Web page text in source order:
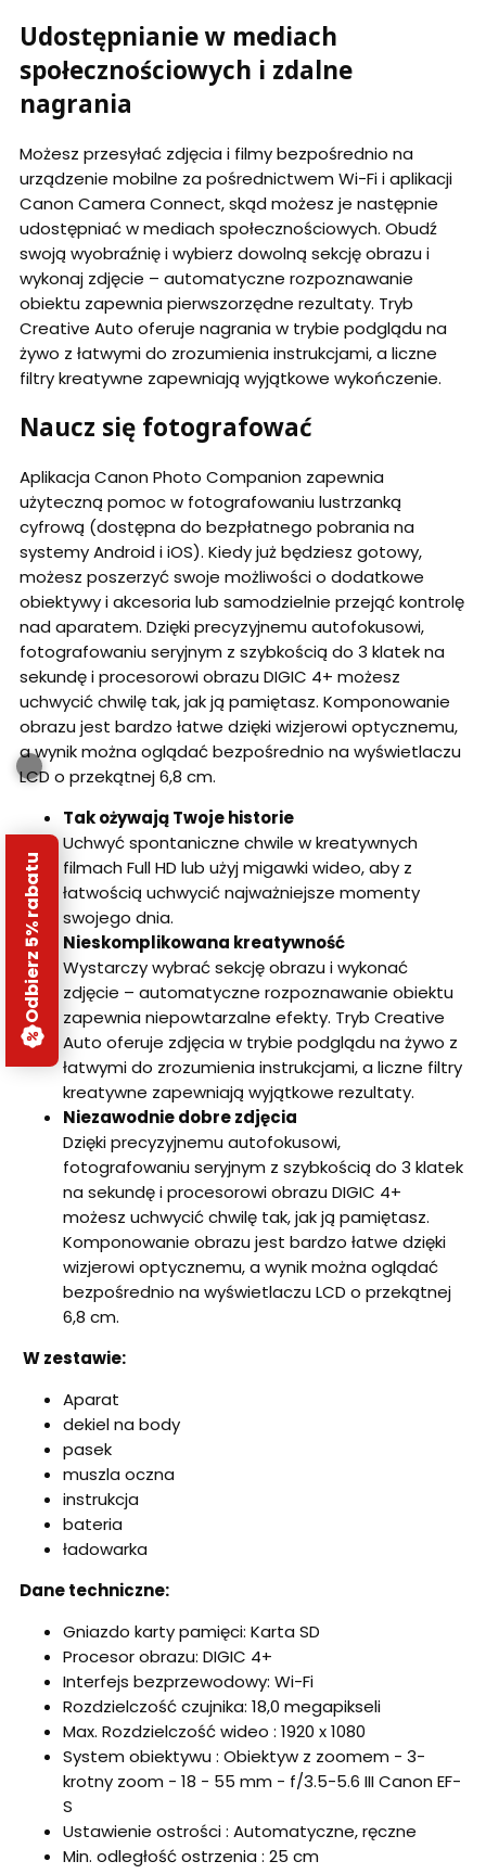
Udostępnianie w mediach
społecznościowych i zdalne
nagrania
Możesz przesyłać zdjęcia i filmy bezpośrednio na
urządzenie mobilne za pośrednictwem Wi-Fi i aplikacji
Canon Camera Connect, skąd możesz je następnie
udostępniać w mediach społecznościowych. Obudź
swoją wyobraźnię i wybierz dowolną sekcję obrazu i
wykonaj zdjęcie – automatyczne rozpoznawanie
obiektu zapewnia pierwszorzędne rezultaty. Tryb
Creative Auto oferuje nagrania w trybie podglądu na
żywo z łatwymi do zrozumienia instrukcjami, a liczne
filtry kreatywne zapewniają wyjątkowe wykończenie.
Naucz się fotografować
Aplikacja Canon Photo Companion zapewnia
użyteczną pomoc w fotografowaniu lustrzanką
cyfrową (dostępna do bezpłatnego pobrania na
systemy Android i iOS). Kiedy już będziesz gotowy,
możesz poszerzyć swoje możliwości o dodatkowe
obiektywy i akcesoria lub samodzielnie przejąć kontrolę
nad aparatem. Dzięki precyzyjnemu autofokusowi,
fotografowaniu seryjnym z szybkością do 3 klatek na
sekundę i procesorowi obrazu DIGIC 4+ możesz
uchwycić chwilę tak, jak ją pamiętasz. Komponowanie
obrazu jest bardzo łatwe dzięki wizjerowi optycznemu,
a wynik można oglądać bezpośrednio na wyświetlaczu
LCD o przekątnej 6,8 cm.
Tak ożywają Twoje historie
Uchwyć spontaniczne chwile w kreatywnych
filmach Full HD lub użyj migawki wideo, aby z
łatwością uchwycić najważniejsze momenty
swojego dnia.
Nieskomplikowana kreatywność
Wystarczy wybrać sekcję obrazu i wykonać
zdjęcie – automatyczne rozpoznawanie obiektu
zapewnia niepowtarzalne efekty. Tryb Creative
Auto oferuje zdjęcia w trybie podglądu na żywo z
łatwymi do zrozumienia instrukcjami, a liczne filtry
kreatywne zapewniają wyjątkowe rezultaty.
Niezawodnie dobre zdjęcia
Dzięki precyzyjnemu autofokusowi,
fotografowaniu seryjnym z szybkością do 3 klatek
na sekundę i procesorowi obrazu DIGIC 4+
możesz uchwycić chwilę tak, jak ją pamiętasz.
Komponowanie obrazu jest bardzo łatwe dzięki
wizjerowi optycznemu, a wynik można oglądać
bezpośrednio na wyświetlaczu LCD o przekątnej
6,8 cm.
W zestawie:
Aparat
dekiel na body
pasek
muszla oczna
instrukcja
bateria
ładowarka
Dane techniczne:
Gniazdo karty pamięci: Karta SD
Procesor obrazu: DIGIC 4+
Interfejs bezprzewodowy: Wi-Fi
Rozdzielczość czujnika: 18,0 megapikseli
Max. Rozdzielczość wideo : 1920 x 1080
System obiektywu : Obiektyw z zoomem - 3-
krotny zoom - 18 - 55 mm - f/3.5-5.6 III Canon EF-
S
Ustawienie ostrości : Automatyczne, ręczne
Min. odległość ostrzenia : 25 cm
Odbierz 5% rabatu